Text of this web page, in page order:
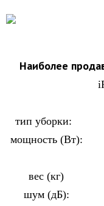
Наиболее
тип уборки:
мощность (Вт):
вес (кг)
шум (дБ):